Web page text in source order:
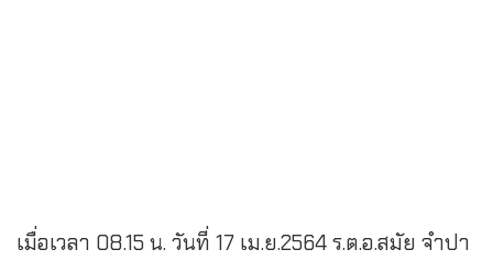
เมื่อเวลา 08.15 น. วันที่ 17 เม.ย.2564 ร.ต.อ.สมัย จำปา